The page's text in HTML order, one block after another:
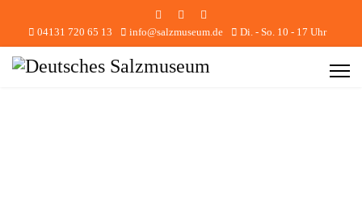
04131 720 65 13 info@salzmuseum.de Di. - So. 10 - 17 Uhr